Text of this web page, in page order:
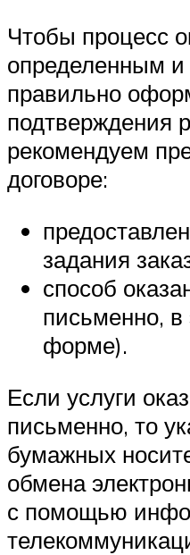
Чтобы процесс
определенным
правильно
подтверждения
рекомендуем
договоре:
задания
способ
письменно, в
форме).
Если услуги
письменно, то
бумажных
обмена
с помощью